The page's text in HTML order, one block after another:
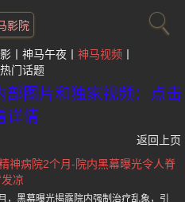
影院
神马午夜
神马视频
热门话题
部图片和独家视频：点击
详情
返回上页
神病院2个月-院内黑幕曝光令人脊
凉
黑幕曝光揭露院内强制治疗乱象，引